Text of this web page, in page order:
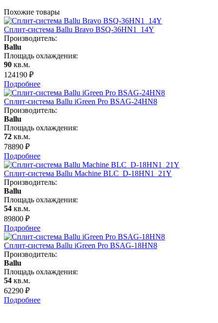
Похожие товары
Сплит-система Ballu Bravo BSQ-36HN1_14Y
Производитель:
Ballu
Площадь охлаждения:
90 кв.м.
124190 ₽
Подробнее
Сплит-система Ballu iGreen Pro BSAG-24HN8
Производитель:
Ballu
Площадь охлаждения:
72 кв.м.
78890 ₽
Подробнее
Сплит-система Ballu Machine BLC_D-18HN1_21Y
Производитель:
Ballu
Площадь охлаждения:
54 кв.м.
89800 ₽
Подробнее
Сплит-система Ballu iGreen Pro BSAG-18HN8
Производитель:
Ballu
Площадь охлаждения:
54 кв.м.
62290 ₽
Подробнее